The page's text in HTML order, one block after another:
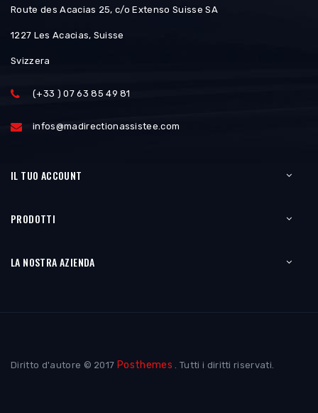
Route des Acacias 25, c/o Extenso Suisse SA
1227 Les Acacias, Suisse
Svizzera
(+33 ) 07 63 85 49 81
infos@madirectionassistee.com
IL TUO ACCOUNT
PRODOTTI
LA NOSTRA AZIENDA
Diritto d'autore © 2017 Posthemes . Tutti i diritti riservati.